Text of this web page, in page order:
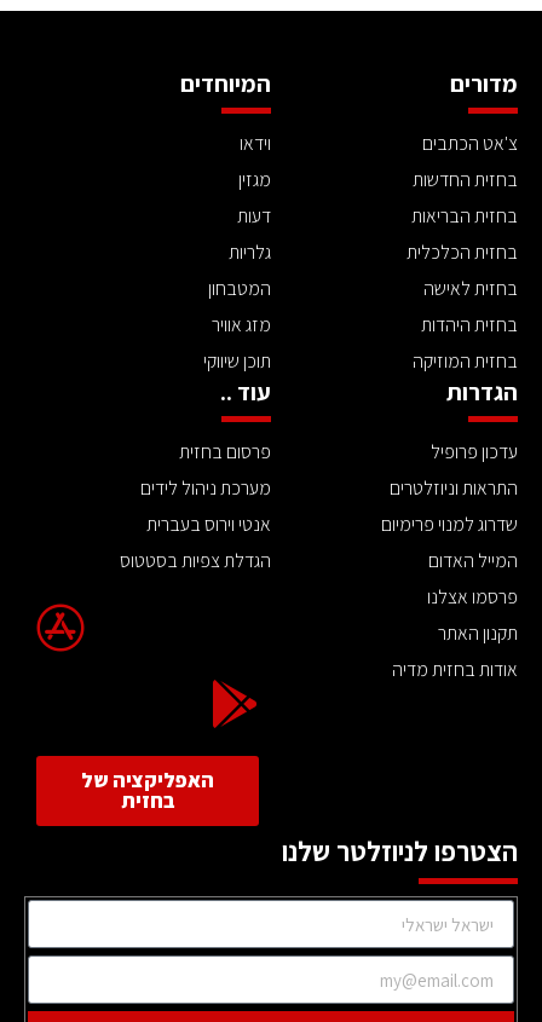
מדורים
צ'אט הכתבים
בחזית החדשות
בחזית הבריאות
בחזית הכלכלית
בחזית לאישה
בחזית היהדות
בחזית המוזיקה
המיוחדים
וידאו
מגזין
דעות
גלריות
המטבחון
מזג אוויר
תוכן שיווקי
הגדרות
עדכון פרופיל
התראות וניוזלטרים
שדרוג למנוי פרימיום
המייל האדום
פרסמו אצלנו
תקנון האתר
אודות בחזית מדיה
עוד ..
פרסום בחזית
מערכת ניהול לידים
אנטי וירוס בעברית
הגדלת צפיות בסטטוס
האפליקציה של
בחזית
הצטרפו לניוזלטר שלנו